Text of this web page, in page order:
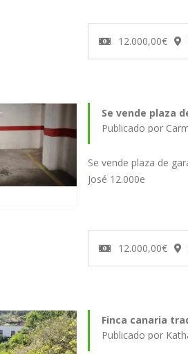
12.000,00€
Se vende plaza
Se vende plaza de
José 12.000e
12.000,00€
Finca canaria
Publicado por